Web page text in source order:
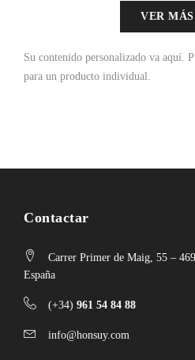
VER MÁS
Su contenido personalizado va aquí.
para un producto individual.
Contactar
Carrer Primer de Maig, 55 –
España
(+34) 961 54 84 88
info@honsuy.com